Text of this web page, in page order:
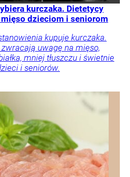
kurczaka. Dietetycy
dzieciom i seniorom
kupuje kurczaka.
uwagę na mięso,
mniej tłuszczu i świetnie
i seniorów.